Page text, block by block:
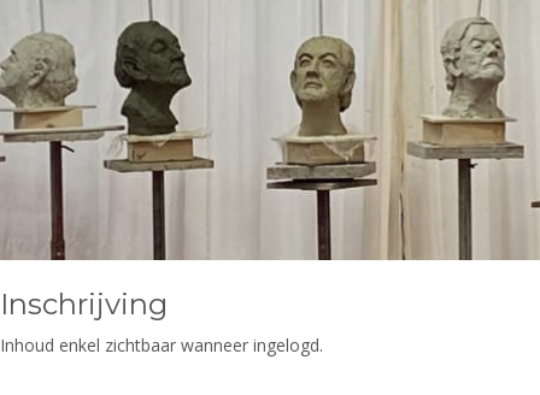
Inschrijving
Inhoud enkel zichtbaar wanneer ingelogd.